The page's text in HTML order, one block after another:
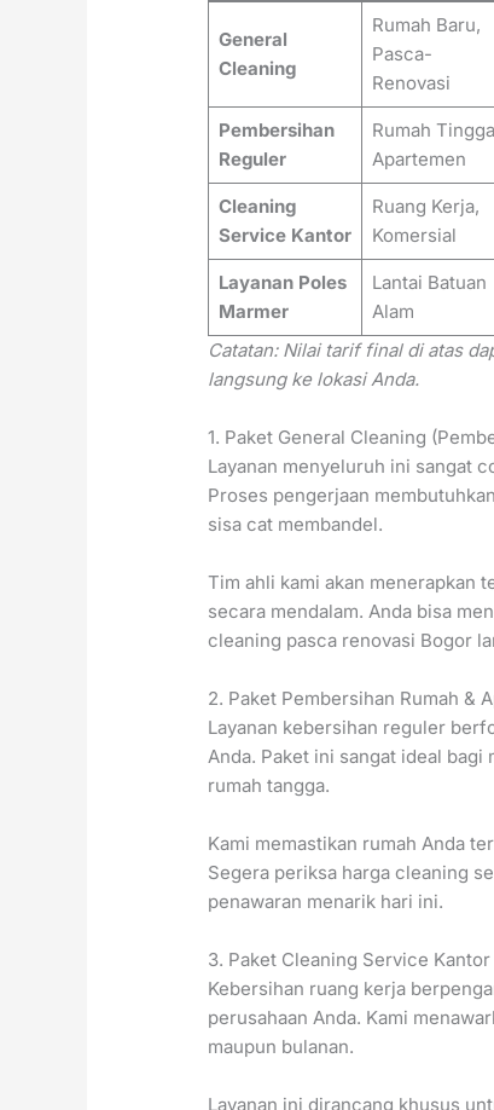
General
Cleaning
Rumah Baru,
Pasca-
Renovasi
Pembersihan
Reguler
Rumah
Apartemen
Cleaning
Service Kantor
Ruang Kerja,
Komersial
Layanan Poles
Marmer
Lantai Batuan
Alam
Catatan: Nilai tarif final di atas
langsung ke lokasi Anda.
1. Paket General Cleaning
Layanan menyeluruh ini sangat
Proses pengerjaan
sisa cat membandel.
Tim ahli kami akan menerapkan
secara mendalam. Anda bisa
cleaning pasca renovasi Bogor
2. Paket Pembersihan Rumah &
Layanan kebersihan reguler
Anda. Paket ini sangat ideal
rumah tangga.
Kami memastikan rumah Anda
Segera periksa harga cleaning
penawaran menarik hari ini.
3. Paket Cleaning Service
Kebersihan ruang kerja
perusahaan Anda. Kami
maupun bulanan.
Layanan ini dirancang khusus